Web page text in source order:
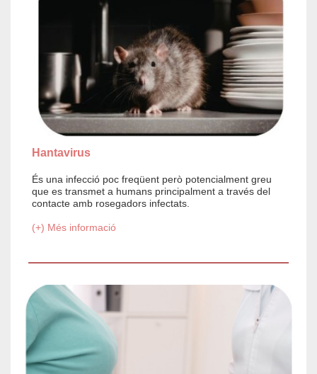
Hantavirus
És una infecció poc freqüent però potencialment greu
que es transmet a humans principalment a través del
contacte amb rosegadors infectats.
(+) Més informació